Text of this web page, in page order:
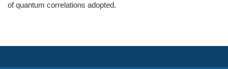
of quantum correlations adopted.